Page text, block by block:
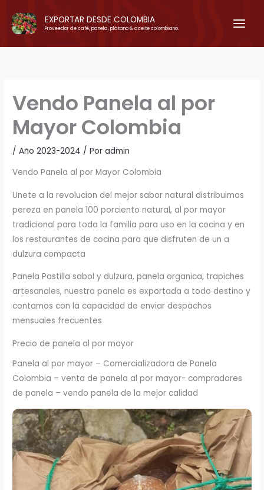
contenido
EXPORTAR DESDE COLOMBIA
Proveedor de café, panela, plátano & aceite colombiano.
Vendo Panela al por
Mayor Colombia
/Año 2023-2024 / Poradmin
Vendo Panela al por Mayor Colombia
Unete a la revolucion del mejor sabor natural distribuimos
pereza en panela 100 porciento natural, al por mayor
tradicional para toda la familia para uso en la cocina y en
los restaurantes de cocina para que disfruten de un a
dulzura compacta
Panela Pastilla sabol y dulzura, panela organica, trapiches
artesanales, nuestra panela es exportada a todo destino y
contamos con la capacidad de enviar despachos
mensuales frecuentes
Precio de panela al por mayor
Panela al por mayor – Comercializadora de Panela
Colombia – venta de panela al por mayor- compradores
de panela – vendo panela de la mejor calidad